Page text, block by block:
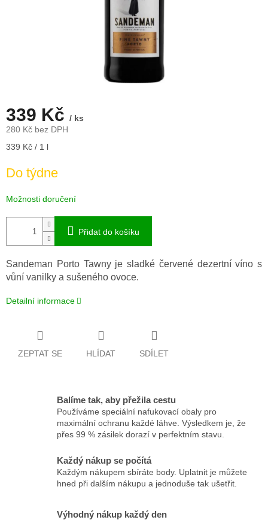
339 Kč / ks
280 Kč bez DPH
Měrná
339 Kč / 1 l
Do týdne
Možnosti doručení
Přidat do košíku
Sandeman Porto Tawny je sladké červené dezertní víno s
vůní vanilky a sušeného ovoce.
Detailní informace
ZEPTAT SE HLÍDAT SDÍLET
Balíme tak, aby přežila cestu
Používáme speciální nafukovací obaly pro
maximální ochranu každé láhve. Výsledkem je, že
přes 99 % zásilek dorazí v perfektním stavu.
Každý nákup se počítá
Každým nákupem sbíráte body. Uplatnit je můžete
hned při dalším nákupu a jednoduše tak ušetřit.
Výhodný nákup každý den